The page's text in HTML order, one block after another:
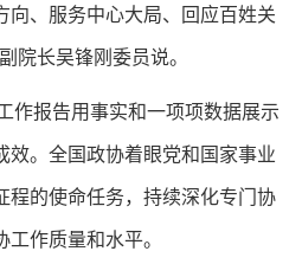
向、服务中心大局、回应百姓关
院长吴锋刚委员说。
作报告用事实和一项项数据展示
效。全国政协着眼党和国家事业
程的使命任务，持续深化专门协
作质量和水平。